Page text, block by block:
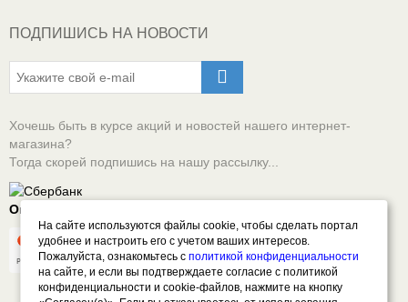
ПОДПИШИСЬ НА НОВОСТИ
Хочешь быть в курсе акций и новостей нашего интернет-
магазина?
Тогда скорей подпишись на нашу рассылку...
Оплачивай онлайн безопасно
На сайте используются файлы cookie, чтобы сделать портал
удобнее и настроить его с учетом ваших интересов.
Пожалуйста, ознакомьтесь сполитикой конфиденциальности
на сайте, и если вы подтверждаете согласие с политикой
конфиденциальности и cookie-файлов, нажмите на кнопку